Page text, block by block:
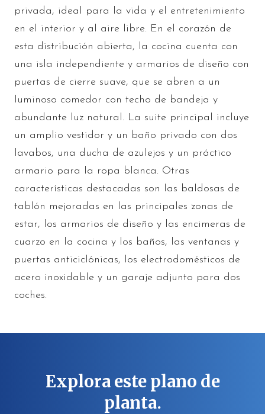
privada, ideal para la vida y el entretenimiento
en el interior y al aire libre. En el corazón de
esta distribución abierta, la cocina cuenta con
una isla independiente y armarios de diseño con
puertas de cierre suave, que se abren a un
luminoso comedor con techo de bandeja y
abundante luz natural. La suite principal incluye
un amplio vestidor y un baño privado con dos
lavabos, una ducha de azulejos y un práctico
armario para la ropa blanca. Otras
características destacadas son las baldosas de
tablón mejoradas en las principales zonas de
estar, los armarios de diseño y las encimeras de
cuarzo en la cocina y los baños, las ventanas y
puertas anticiclónicas, los electrodomésticos de
acero inoxidable y un garaje adjunto para dos
coches.
Explora este plano de
planta.